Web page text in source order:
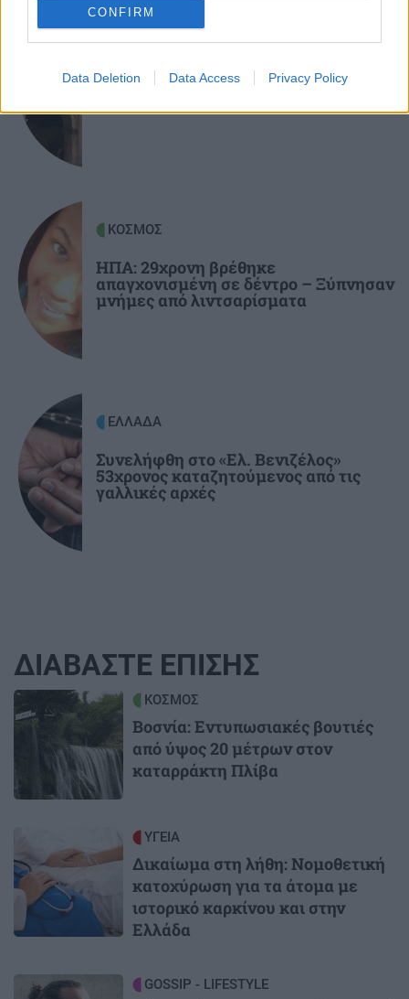
CONFIRM
Data Deletion Data Access Privacy Policy
ΠΟΛΙΤΙΣΜΟΣ
Ηράκλειο: Ρεσιτάλ Μότσαρτ στο κηποθέατρο
21:48
ΚΡΗΤΗ
Κισάμου Αμφιλόχιος: "Ο κόσμος έχει ανάγκη
από περισσότερη καρδιά" - Η εγκύκλιος του
ΣΠΙΤΙ
«Αν το ψυγείο σας δεν παγώνει το καλοκαίρι,
οφείλεται σε αυτό»
Ηράκλειο: Συνεδριάζει την Τρίτη 11
Αυγούστου η Δημοτική Επιτροπή
ΚΟΣΜΟΣ
ΗΠΑ: 29χρονη βρέθηκε
απαγχονισμένη σε δέντρο – Ξύπνησαν
μνήμες από λιντσαρίσματα
ΕΛΛΑΔΑ
Συνελήφθη στο «Ελ. Βενιζέλος»
53χρονος καταζητούμενος από τις
γαλλικές αρχές
ΔΙΑΒΑΣΤΕ ΕΠΙΣΗΣ
Image ΚΟΣΜΟΣ
Βοσνία: Εντυπωσιακές βουτιές
από ύψος 20 μέτρων στον
καταρράκτη Πλίβα
ΥΓΕΙΑ
Δικαίωμα στη λήθη: Νομοθετική
κατοχύρωση για τα άτομα με
ιστορικό καρκίνου και στην
Ελλάδα
Image GOSSIP - LIFESTYLE